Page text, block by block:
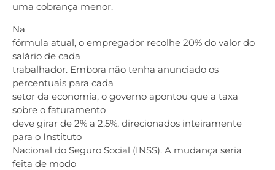
uma cobrança menor.
Na
fórmula atual, o empregador recolhe 20% do valor do
salário de cada
trabalhador. Embora não tenha anunciado os
percentuais para cada
setor da economia, o governo apontou que a taxa
sobre o faturamento
deve girar de 2% a 2,5%, direcionados inteiramente
para o Instituto
Nacional do Seguro Social (INSS). A mudança seria
feita de modo